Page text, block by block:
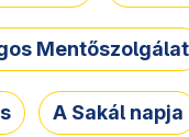
Mentőszolgálat
A Sakál napja